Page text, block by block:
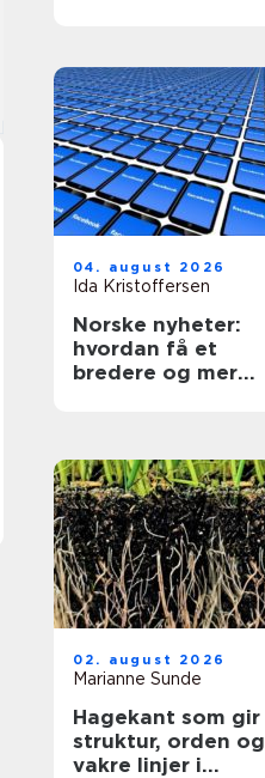
04. august 2026
Ida Kristoffersen
Norske nyheter:
hvordan få et
bredere og mer
02. august 2026
Marianne Sunde
Hagekant som gir
struktur, orden og
vakre linjer i